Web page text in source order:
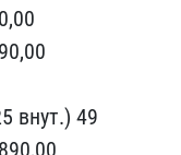
внут​.) 49